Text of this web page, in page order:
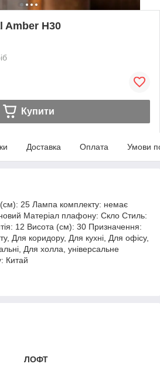
Amber H30
Купити
Доставка Оплата Умови
25 Лампа комплекту: немає
Матеріал плафону: Скло Стиль:
12 Висота (см): 30 Призначення:
Для коридору, Для кухні, Для офісу,
Для холла, універсальне
Китай
ЛОФТ